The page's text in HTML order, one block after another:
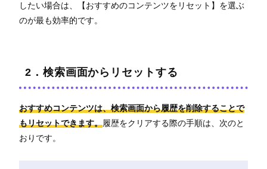
したい場合は、【おすすめのコンテンツをリセット】を選ぶ
のが最も効率的です。
2．検索画面からリセットする
おすすめコンテンツは、検索画面から履歴を削除することで
もリセットできます。履歴をクリアする際の手順は、次のと
おりです。